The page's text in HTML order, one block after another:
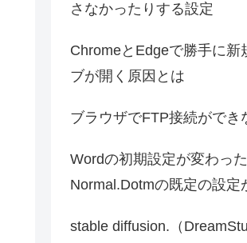
さなかったりする設定
ChromeとEdgeで勝手に新
ブが開く原因とは
ブラウザでFTP接続ができ
Wordの初期設定が変わっ
Normal.Dotmの既定の設定
stable diffusion.（